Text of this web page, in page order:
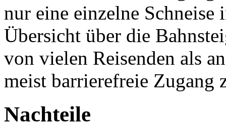
nur eine einzelne Schneise
Übersicht über die
von vielen Reisenden als
meist barrierefreie Zugang
Nachteile